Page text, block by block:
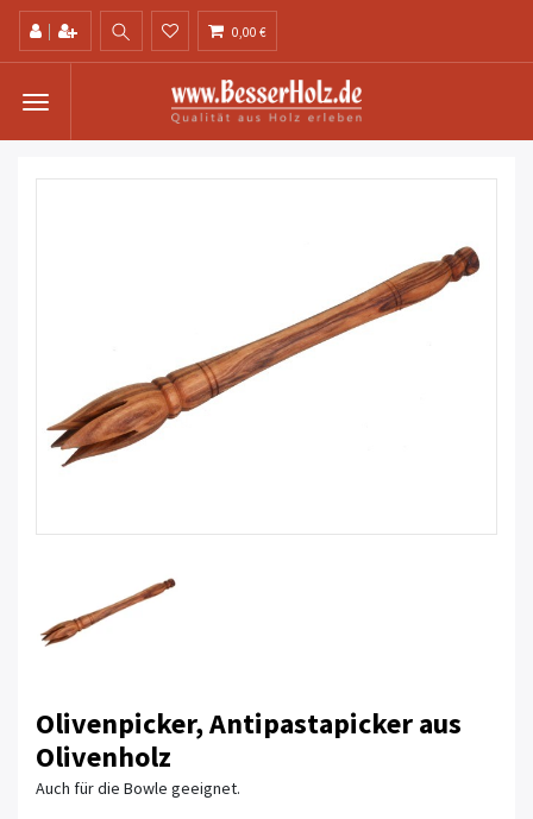
0,00 €
Olivenpicker, Antipastapicker aus
Olivenholz
Auch für die Bowle geeignet.